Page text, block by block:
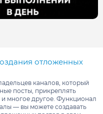
отложенных
каналов, который
посты, прикреплять
и многое другое. Функционал
— вы можете создавать